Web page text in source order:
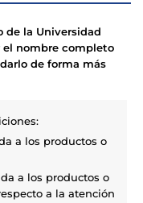
de la Universidad
el nombre completo
de forma más
a los productos o
a los productos o
a la atención